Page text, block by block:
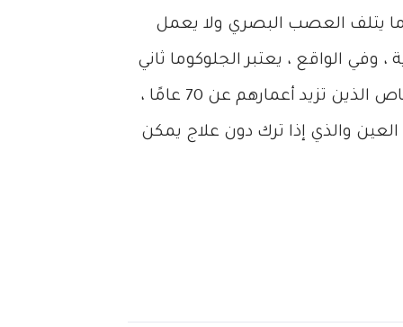
يتلف العصب البصري ولا يعمل
الواقع ، يعتبر الجلوكوما ثاني
أكثر أسباب العمى شيوعًا في جميع أنحاء العالم بعد إعتام عدسة العين ، وهذه الحالة أكثر شيوعًا بين الأشخاص الذين تزيد أعمارهم عن 70 عامًا ،
المتحدة من ارتفاع ضغط العين والذي إذا ترك دون علاج يمكن